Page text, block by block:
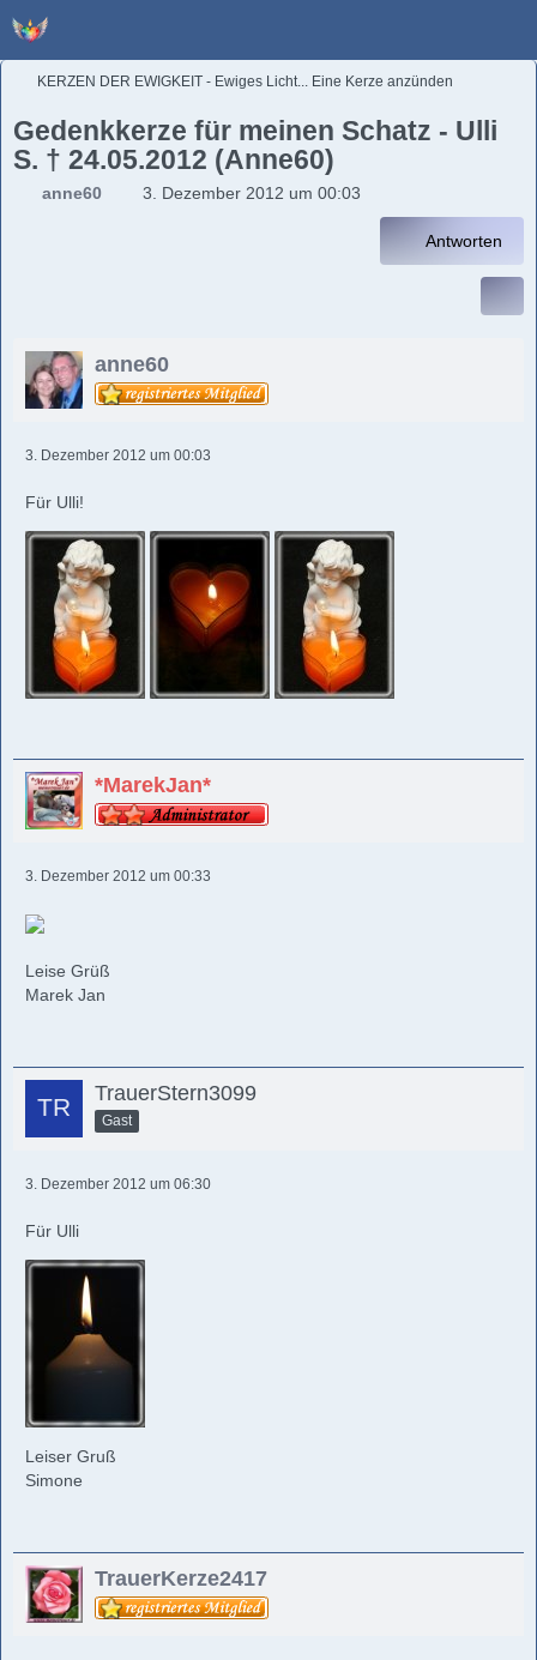
KERZEN DER EWIGKEIT - Ewiges Licht... Eine Kerze anzünden
Gedenkkerze für meinen Schatz - Ulli
S. † 24.05.2012 (Anne60)
anne60 3. Dezember 2012 um 00:03
Antworten
anne60
3. Dezember 2012 um 00:03
Für Ulli!
*MarekJan*
3. Dezember 2012 um 00:33
Leise Grüß
Marek Jan
TrauerStern3099
Gast
3. Dezember 2012 um 06:30
Für Ulli
Leiser Gruß
Simone
TrauerKerze2417